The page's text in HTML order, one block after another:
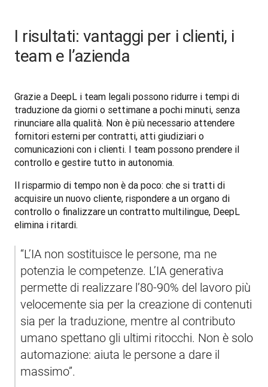
I risultati: vantaggi per i clienti, i
team e l’azienda
Grazie a DeepL i team legali possono ridurre i tempi di
traduzione da giorni o settimane a pochi minuti, senza
rinunciare alla qualità. Non è più necessario attendere
fornitori esterni per contratti, atti giudiziari o
comunicazioni con i clienti. I team possono prendere il
controllo e gestire tutto in autonomia.
Il risparmio di tempo non è da poco: che si tratti di
acquisire un nuovo cliente, rispondere a un organo di
controllo o finalizzare un contratto multilingue, DeepL
elimina i ritardi.
“L’IA non sostituisce le persone, ma ne
potenzia le competenze. L’IA generativa
permette di realizzare l’80-90% del lavoro più
velocemente sia per la creazione di contenuti
sia per la traduzione, mentre al contributo
umano spettano gli ultimi ritocchi. Non è solo
automazione: aiuta le persone a dare il
massimo”.